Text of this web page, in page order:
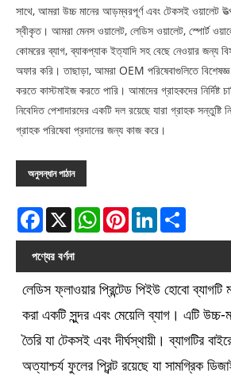
সাথে, আমরা উচ্চ মানের আড়ম্বরপূর্ণ এবং টেকসই ওয়ালেট
স্বীকৃত। আমরা মেনস ওয়ালেট, লেডিস ওয়ালেট, স্পোর্ট
কোমরের ব্যাগ, ব্যাকপ্যাক ইত্যাদি সহ বেছে নেওয়ার জন্য
অফার করি। তাছাড়া, আমরা OEM পরিষেবাগুলিতে
করতে কাস্টমাইজ করতে পারি। আমাদের গ্রাহকদের নির্দিষ্ট
নিবেদিত পেশাদারদের একটি দল রয়েছে যারা গ্রাহক সন্তুষ্টি
গ্রাহক পরিষেবা প্রদানের জন্য কাজ করে।
অনুসন্ধান পাঠান
Facebook
X WhatsAppPinterestLinkedIn
পণ্যের বর্ণনা
লেডিস ফ্লাওয়ার প্রিন্টেড পিইউ হোবো ব্যাগটি
করা একটি সুন্দর এবং মেয়েলি ব্যাগ। এটি উচ্চ-
তৈরি যা টেকসই এবং দীর্ঘস্থায়ী। ব্যাগটির
অত্যাশ্চর্য ফুলের প্রিন্ট রয়েছে যা সামগ্রিক